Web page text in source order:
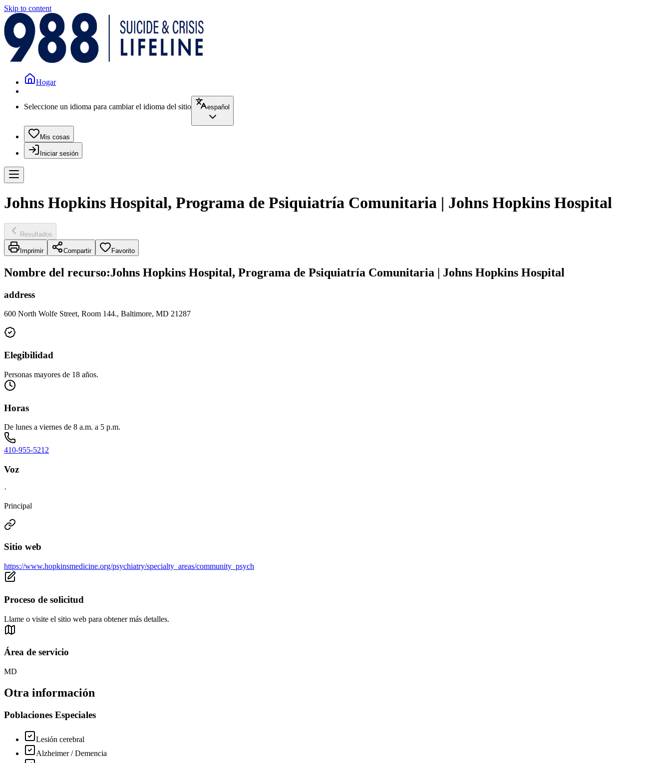
Skip to content
Hogar
Seleccione un idioma para cambiar el idioma del sitio español
Mis cosas
Iniciar sesión
Johns Hopkins Hospital, Programa de Psiquiatría Comunitaria | Johns Hopkins Hospital
Resultados
Imprimir Compartir Favorito
Nombre del recurso:Johns Hopkins Hospital, Programa de Psiquiatría Comunitaria | Johns Hopkins Hospital
address
600 North Wolfe Street, Room 144., Baltimore, MD 21287
Elegibilidad
Personas mayores de 18 años.
Horas
De lunes a viernes de 8 a.m. a 5 p.m.
410-955-5212
Voz
·
Principal
Sitio web
https://www.hopkinsmedicine.org/psychiatry/specialty_areas/community_psych
Proceso de solicitud
Llame o visite el sitio web para obtener más detalles.
Área de servicio
MD
Otra información
Poblaciones Especiales
Lesión cerebral
Alzheimer / Demencia